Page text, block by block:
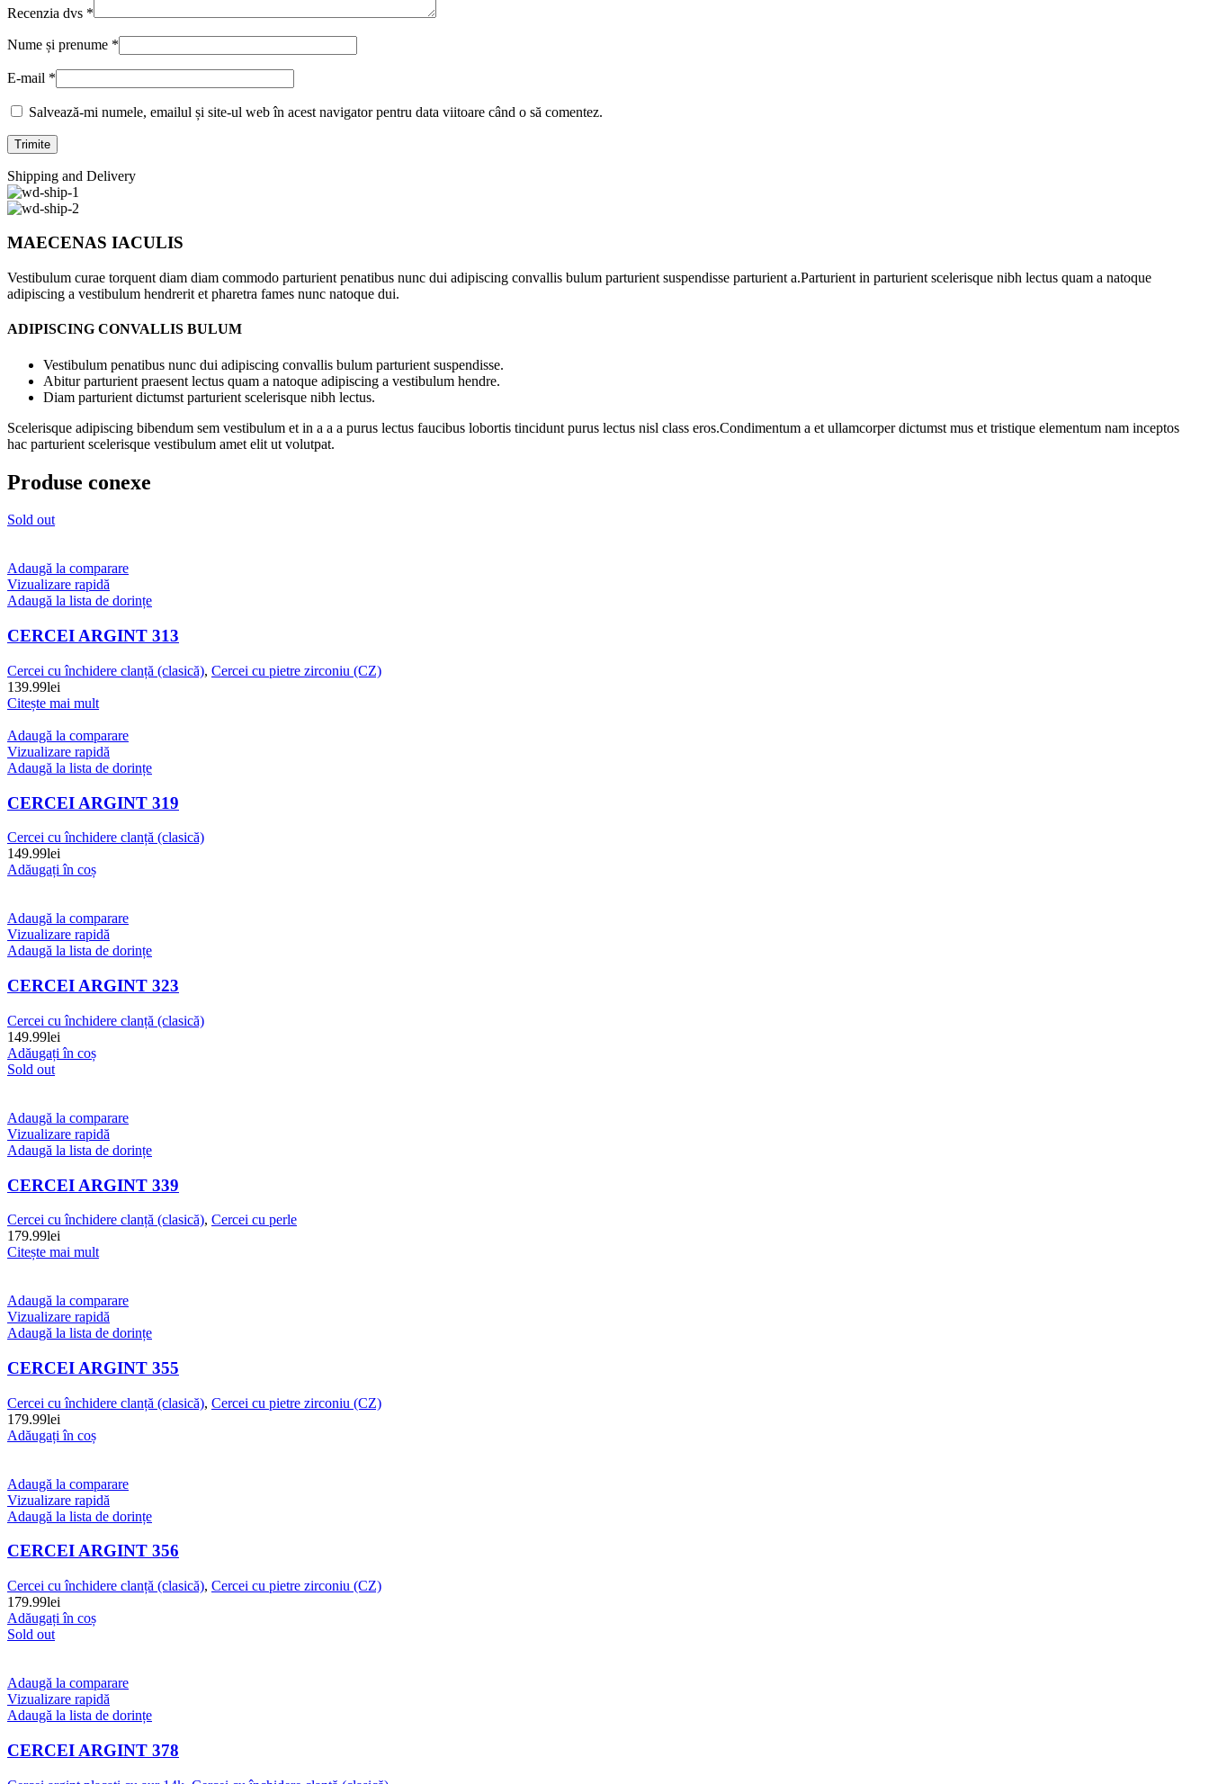
Recenzia dvs *
Nume și prenume *
E-mail *
Salvează-mi numele, emailul și site-ul web în acest navigator pentru data viitoare când o să comentez.
Shipping and Delivery
MAECENAS IACULIS
Vestibulum curae torquent diam diam commodo parturient penatibus nunc dui adipiscing convallis bulum parturient suspendisse parturient a.Parturient in parturient scelerisque nibh lectus quam a natoque
adipiscing a vestibulum hendrerit et pharetra fames nunc natoque dui.
ADIPISCING CONVALLIS BULUM
Vestibulum penatibus nunc dui adipiscing convallis bulum parturient suspendisse.
Abitur parturient praesent lectus quam a natoque adipiscing a vestibulum hendre.
Diam parturient dictumst parturient scelerisque nibh lectus.
Scelerisque adipiscing bibendum sem vestibulum et in a a a purus lectus faucibus lobortis tincidunt purus lectus nisl class eros.Condimentum a et ullamcorper dictumst mus et tristique elementum nam inceptos
hac parturient scelerisque vestibulum amet elit ut volutpat.
Produse conexe
Sold out
Adaugă la comparare
Vizualizare rapidă
Adaugă la lista de dorințe
CERCEI ARGINT 313
Cercei cu închidere clanță (clasică), Cercei cu pietre zirconiu (CZ)
139.99lei
Citește mai mult
Adaugă la comparare
Vizualizare rapidă
Adaugă la lista de dorințe
CERCEI ARGINT 319
Cercei cu închidere clanță (clasică)
149.99lei
Adăugați în coș
Adaugă la comparare
Vizualizare rapidă
Adaugă la lista de dorințe
CERCEI ARGINT 323
Cercei cu închidere clanță (clasică)
149.99lei
Adăugați în coș
Sold out
Adaugă la comparare
Vizualizare rapidă
Adaugă la lista de dorințe
CERCEI ARGINT 339
Cercei cu închidere clanță (clasică), Cercei cu perle
179.99lei
Citește mai mult
Adaugă la comparare
Vizualizare rapidă
Adaugă la lista de dorințe
CERCEI ARGINT 355
Cercei cu închidere clanță (clasică), Cercei cu pietre zirconiu (CZ)
179.99lei
Adăugați în coș
Adaugă la comparare
Vizualizare rapidă
Adaugă la lista de dorințe
CERCEI ARGINT 356
Cercei cu închidere clanță (clasică), Cercei cu pietre zirconiu (CZ)
179.99lei
Adăugați în coș
Sold out
Adaugă la comparare
Vizualizare rapidă
Adaugă la lista de dorințe
CERCEI ARGINT 378